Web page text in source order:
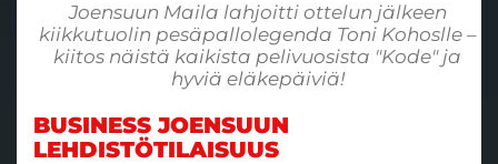
Joensuun Maila lahjoitti ottelun jälkeen
kiikkutuolin pesäpallolegenda Toni Kohoslle –
kiitos näistä kaikista pelivuosista "Kode" ja
hyviä eläkepäiviä!
BUSINESS JOENSUUN
LEHDISTÖTILAISUUS